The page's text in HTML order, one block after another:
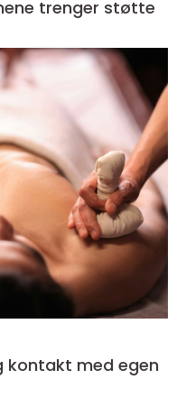
relasjonene trenger støtte
kontakt med egen